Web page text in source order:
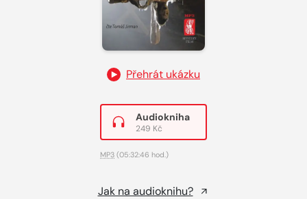
Přehrát ukázku
Audiokniha
249 Kč
MP3 (05:32:46 hod.)
Jak na audioknihu?